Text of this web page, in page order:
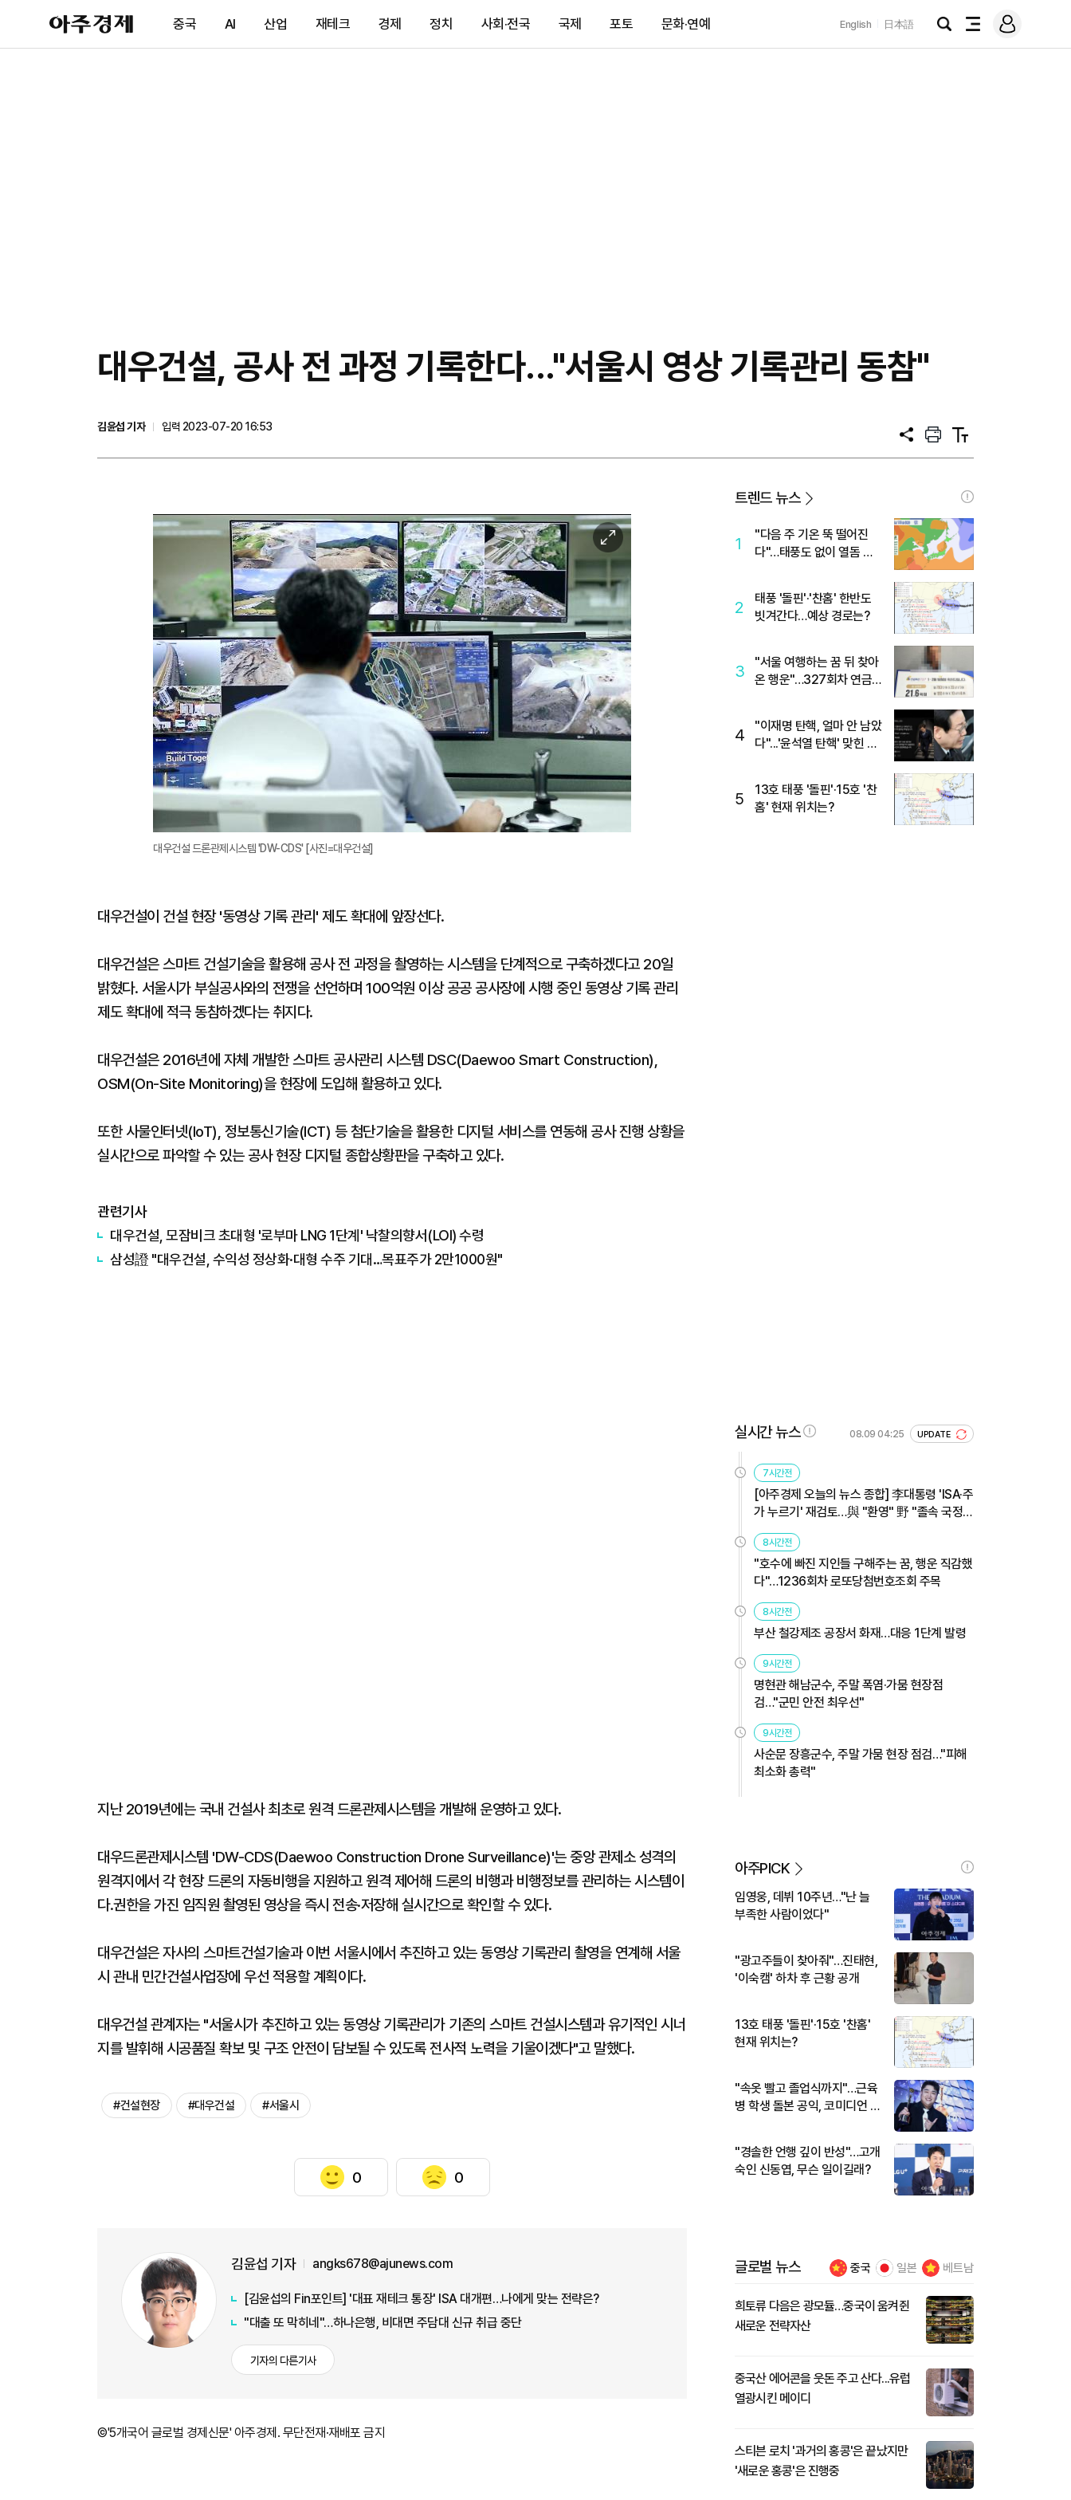
아
주
제
중국 AI 산업 재테크 경제 정치 사회·전국 국제 포토 문화·연예 English 日本語
검
전
메
그
대우건설, 공사 전 과정 기록한다..."서울시 영상 기록관리 동참"
김윤섭 기자
입력 2023-07-20 16:53
공
프
트
텍
트
이
미
지
확
대
대우건설 드론관제시스템 'DW-CDS' [사진=대우건설]
대우건설이 건설 현장 '동영상 기록 관리' 제도 확대에 앞장선다.
대우건설은 스마트 건설기술을 활용해 공사 전 과정을 촬영하는 시스템을 단계적으로 구축하겠다고 20일
밝혔다. 서울시가 부실공사와의 전쟁을 선언하며 100억원 이상 공공 공사장에 시행 중인 동영상 기록 관리
제도 확대에 적극 동참하겠다는 취지다.
대우건설은 2016년에 자체 개발한 스마트 공사관리 시스템 DSC(Daewoo Smart Construction),
OSM(On-Site Monitoring)을 현장에 도입해 활용하고 있다.
또한 사물인터넷(IoT), 정보통신기술(ICT) 등 첨단기술을 활용한 디지털 서비스를 연동해 공사 진행 상황을
실시간으로 파악할 수 있는 공사 현장 디지털 종합상황판을 구축하고 있다.
관련기사
대우건설, 모잠비크 초대형 '로부마 LNG 1단계' 낙찰의향서(LOI) 수령
삼성證 "대우건설, 수익성 정상화·대형 수주 기대…목표주가 2만1000원"
지난 2019년에는 국내 건설사 최초로 원격 드론관제시스템을 개발해 운영하고 있다.
대우드론관제시스템 'DW-CDS(Daewoo Construction Drone Surveillance)'는 중앙 관제소 성격의
원격지에서 각 현장 드론의 자동비행을 지원하고 원격 제어해 드론의 비행과 비행정보를 관리하는 시스템이
다.권한을 가진 임직원 촬영된 영상을 즉시 전송·저장해 실시간으로 확인할 수 있다.
대우건설은 자사의 스마트건설기술과 이번 서울시에서 추진하고 있는 동영상 기록관리 촬영을 연계해 서울
시 관내 민간건설사업장에 우선 적용할 계획이다.
대우건설 관계자는 "서울시가 추진하고 있는 동영상 기록관리가 기존의 스마트 건설시스템과 유기적인 시너
지를 발휘해 시공품질 확보 및 구조 안전이 담보될 수 있도록 전사적 노력을 기울이겠다"고 말했다.
#건설현장 #대우건설 #서울시
0 0
김윤섭 기자 angks678@ajunews.com
[김윤섭의 Fin포인트] '대표 재테크 통장' ISA 대개편…나에게 맞는 전략은?
"대출 또 막히네"…하나은행, 비대면 주담대 신규 취급 중단
기자의 다른기사
©'5개국어 글로벌 경제신문' 아주경제. 무단전재·재배포 금지
트렌드 뉴스
1
"다음 주 기온 뚝 떨어진
다"…태풍도 없이 열돔 박
2
태풍 '돌핀'·'찬홈' 한반도
빗겨간다…예상 경로는?
3
"서울 여행하는 꿈 뒤 찾아
온 행운"…327회차 연금
4
"이재명 탄핵, 얼마 안 남았
다"...'윤석열 탄핵' 맞힌 무
5
13호 태풍 '돌핀'·15호 '찬
홈' 현재 위치는?
실시간 뉴스 08.09 04:25 UPDATE
7시간전
[아주경제 오늘의 뉴스 종합] 李대통령 'ISA·주
가 누르기' 재검토…與 "환영" 野 "졸속 국정"
外
8시간전
"호수에 빠진 지인들 구해주는 꿈, 행운 직감했
다"…1236회차 로또당첨번호조회 주목
8시간전
부산 철강제조 공장서 화재…대응 1단계 발령
9시간전
명현관 해남군수, 주말 폭염·가뭄 현장점
검…"군민 안전 최우선"
9시간전
사순문 장흥군수, 주말 가뭄 현장 점검…"피해
최소화 총력"
아주PICK
임영웅, 데뷔 10주년…"난 늘
부족한 사람이었다"
"광고주들이 찾아줘"…진태현,
'이숙캠' 하차 후 근황 공개
13호 태풍 '돌핀'·15호 '찬홈'
현재 위치는?
"속옷 빨고 졸업식까지"…근육
병 학생 돌본 공익, 코미디언 김
"경솔한 언행 깊이 반성"…고개
숙인 신동엽, 무슨 일이길래?
글로벌 뉴스 중국 일본 베트남
희토류 다음은 광모듈…중국이 움켜쥔
새로운 전략자산
중국산 에어콘을 웃돈 주고 산다...유럽
열광시킨 메이디
스티븐 로치 '과거의 홍콩'은 끝났지만
'새로운 홍콩'은 진행중